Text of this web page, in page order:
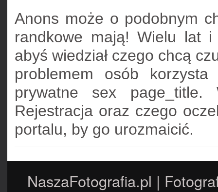
Anons może o podobnym
randkowe mają! Wielu lat i
abyś wiedział czego chcą
problemem osób
prywatne sex page_title.
Rejestracja oraz czego
portalu, by go urozmaicić.
NaszaFotografia.pl |